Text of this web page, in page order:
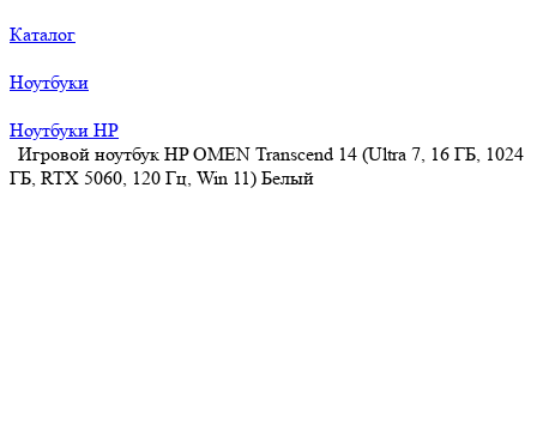
Каталог
Ноутбуки
Ноутбуки HP
Игровой ноутбук HP OMEN Transcend 14 (Ultra 7, 16 ГБ, 1024
ГБ, RTX 5060, 120 Гц, Win 11) Белый